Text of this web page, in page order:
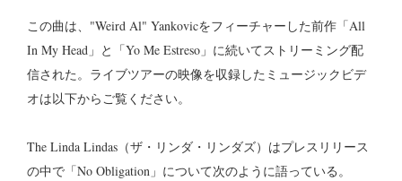
この曲は、"Weird Al" Yankovicをフィーチャーした前作「All
In My Head」と「Yo Me Estreso」に続いてストリーミング配
信された。ライブツアーの映像を収録したミュージックビデ
オは以下からご覧ください。
The Linda Lindas（ザ・リンダ・リンダズ）はプレスリリース
の中で「No Obligation」について次のように語っている。